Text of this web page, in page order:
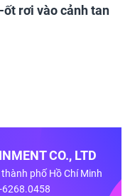
ốt rơi vào cảnh tan
CO., LTD
phố Hồ Chí Minh